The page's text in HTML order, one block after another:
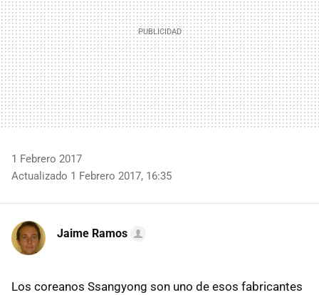
1 Febrero 2017
Actualizado 1 Febrero 2017, 16:35
Jaime Ramos
Los coreanos Ssangyong son uno de esos fabricantes